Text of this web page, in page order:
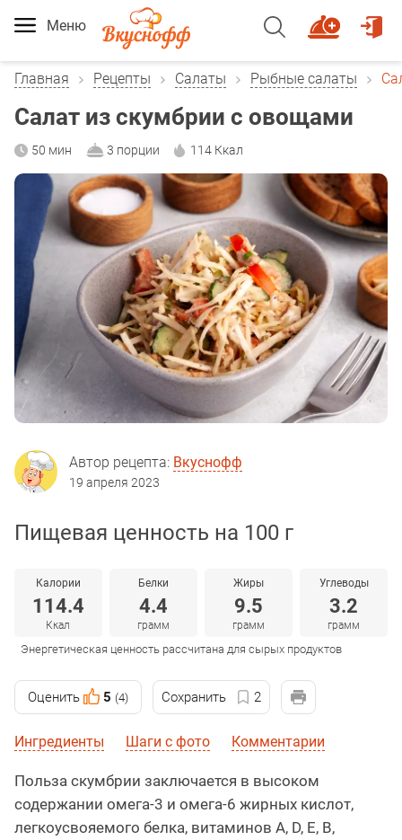
Меню
Главная Рецепты Салаты Рыбные салаты
Салат из скумбрии с овощами
50 мин 3 порции 114 Ккал
Автор рецепта: Вкуснофф
19 апреля 2023
Пищевая ценность на 100 г
Калории
114.4
Ккал
Белки
4.4
грамм
Жиры
9.5
грамм
Углеводы
3.2
грамм
Энергетическая ценность рассчитана для сырых продуктов
Оценить 5 (4) Сохранить 2
Ингредиенты Шаги с фото Комментарии
Польза скумбрии заключается в высоком
содержании омега-3 и омега-6 жирных кислот,
легкоусвояемого белка, витаминов А, D, Е, В,